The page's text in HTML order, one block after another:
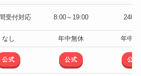
受付対応 8:00～19:00 24時
なし 年中無休 年中
公式 公式 公式